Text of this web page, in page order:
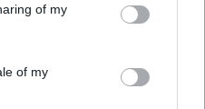
behaviour. You may click to
and its third-party tags to
purposes in below Google
of my
of my
σε συνομιλίες
το Ισραήλ μπορεί να
ότι θα μπορούσε να